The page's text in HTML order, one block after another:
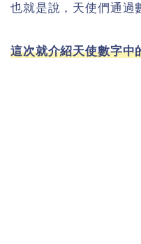
也就是說，天使們通過
這次就介紹天使數字中